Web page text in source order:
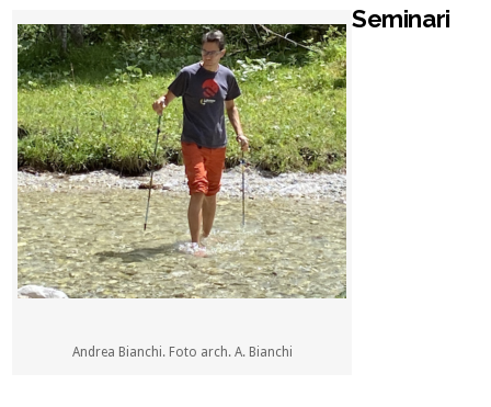
Andrea Bianchi. Foto arch. A. Bianchi
Seminari